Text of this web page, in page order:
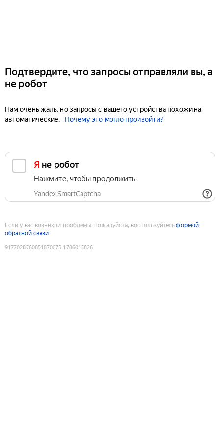
Подтвердите, что запросы отправляли вы, а
не робот
Нам очень жаль, но запросы с вашего устройства похожи на
автоматические.
Почему это могло произойти?
Я не робот
Нажмите, чтобы продолжить
Yandex SmartCaptcha
Если у вас возникли проблемы, пожалуйста, воспользуйтесьформой
обратной связи
9177028760851870075:1786015826